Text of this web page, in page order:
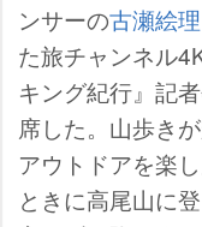
ンサーの古瀬絵理
た旅チャンネル
キング紀行』記
席した。山歩き
アウトドアを楽
ときに高尾山に